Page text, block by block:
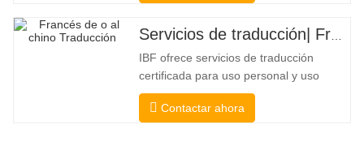
presentación a colegios, tribunales y
varios gobiernos municipales, estatales
y federales, este tipo de traducción
IBF ofrece servicios de traducción
certificada para uso personal y uso
oficial de universidades, tribunales y
muchos gobiernos locales. Nosotros
Contactar ahora